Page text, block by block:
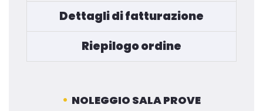
Dettagli di fatturazione
Riepilogo ordine
NOLEGGIO SALA PROVE